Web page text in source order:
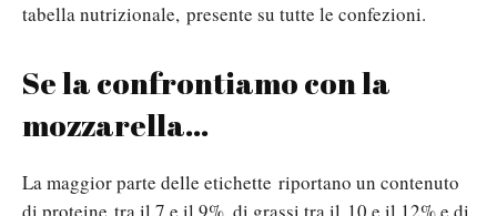
tabella nutrizionale, presente su tutte le confezioni.
Se la confrontiamo con la
mozzarella...
La maggior parte delle etichette riportano un contenuto